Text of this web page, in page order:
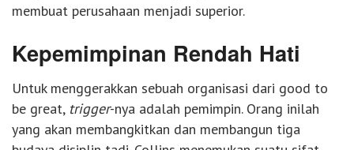
membuat perusahaan menjadi superior.
Kepemimpinan Rendah Hati
Untuk menggerakkan sebuah organisasi dari good to
be great, trigger-nya adalah pemimpin. Orang inilah
yang akan membangkitkan dan membangun tiga